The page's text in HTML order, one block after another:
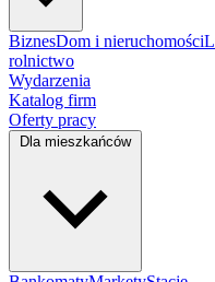
BiznesDom i nieruchomości
rolnictwo
Wydarzenia
Katalog firm
Oferty pracy
Dla mieszkańców